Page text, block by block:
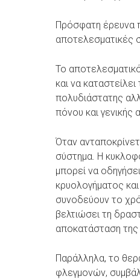
Πρόσφατη έρευνα
αποτελεσματικές
Το
και να
πολυδιάστατης
πόνου και γενικής
Όταν
σύστημα. Η
μπορεί να
κρυολογήματος
συνοδεύουν το
βελτιώσει τη
αποκατάσταση της
Παράλληλα, το
φλεγμονών,